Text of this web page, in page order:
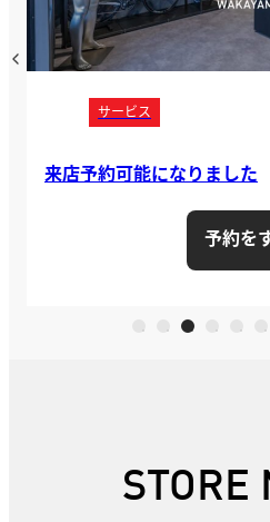
サービス
来店予約可能になりました
予約を
STORE